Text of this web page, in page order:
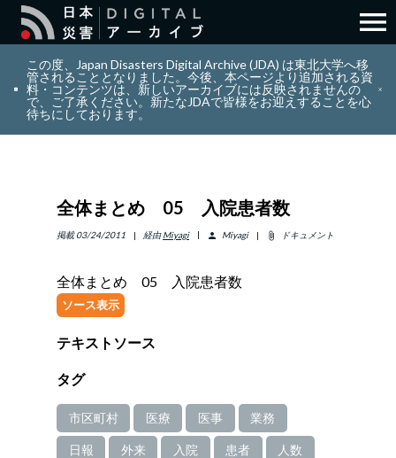
search 検索
layers コレクション
info_outline リソース
ENGLISH
menu
この度、Japan Disasters Digital Archive (JDA) は東北大学へ移
管されることとなりました。今後、本ページより追加される資
料・コンテンツは、新しいアーカイブには反映されませんの
で、ご了承ください。新たなJDAで皆様をお迎えすることを心
待ちにしております。
全体まとめ 05 入院患者数
掲載 03/24/2011 経由 Miyagi person Miyagi attach_file ドキュメント
全体まとめ 05 入院患者数
ソース表示
テキストソース
タグ
市区町村 医療 医事 業務
日報 外来 入院 患者 人数